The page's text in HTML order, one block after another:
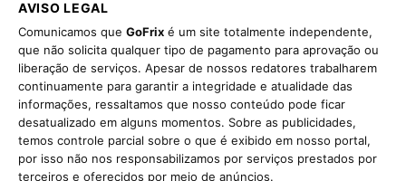
AVISO LEGAL
Comunicamos que GoFrix é um site totalmente independente,
que não solicita qualquer tipo de pagamento para aprovação ou
liberação de serviços. Apesar de nossos redatores trabalharem
continuamente para garantir a integridade e atualidade das
informações, ressaltamos que nosso conteúdo pode ficar
desatualizado em alguns momentos. Sobre as publicidades,
temos controle parcial sobre o que é exibido em nosso portal,
por isso não nos responsabilizamos por serviços prestados por
terceiros e oferecidos por meio de anúncios.